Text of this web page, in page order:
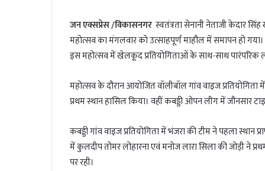
जन एक्सप्रेस /विकासनगर स्वतंत्रता सेनानी नेताजी केदार
महोत्सव का मंगलवार को उत्साहपूर्ण माहौल में समापन हो
इस महोत्सव में खेलकूद प्रतियोगिताओं के साथ-साथ पारंपरिक
महोत्सव के दौरान आयोजित वॉलीबॉल गांव वाइज
प्रथम स्थान हासिल किया। वहीं कबड्डी ओपन लीग में जौनसार
कबड्डी गांव वाइज प्रतियोगिता में भंजरा की टीम ने पहला स्थान
में कुलदीप तोमर लोहारना एवं मनोज लारा सिला की जोड़ी ने
पर रही।